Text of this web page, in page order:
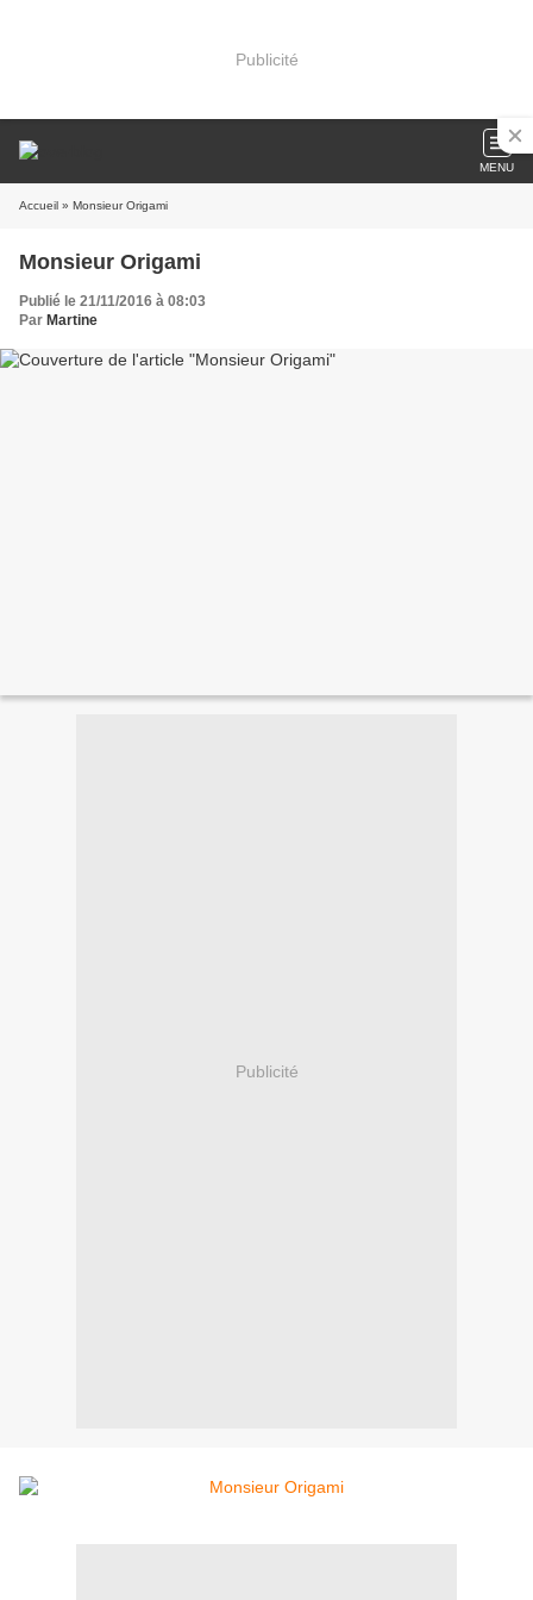
Publicité
MENU
Accueil » Monsieur Origami
Monsieur Origami
Publié le 21/11/2016 à 08:03
Par Martine
Publicité